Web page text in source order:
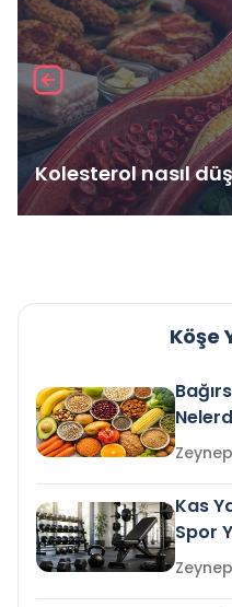
Kolesterol nasıl
Köşe
Kas
Spor